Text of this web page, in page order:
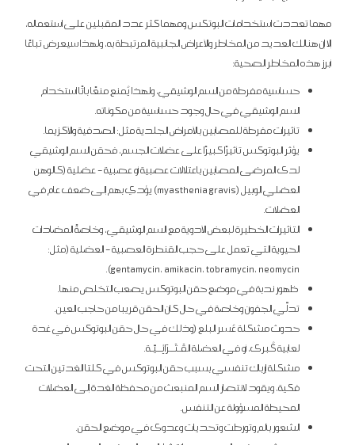
مهما تعددت استخدامات البوتكس ومهما كثر عدد المقبلين على استعماله،
إلا إن هنالك العديد من المخاطر والأعراض الجانبية المرتبطة به، ولهذا سيعرض تباعًا
أبرز هذه المخاطر الصحية:
حساسية مفرطة من السم الوشيقي، ولهذا يُمنع منعًا باتًا استخدام
السم الوشيقي في حال وجود حساسية من مكوناته.
تأثيرات مفرطة للمصابين بالأمراض الجلدية مثل: الصدفية والأكزيما.
يؤثر البوتوكس تأثيرًا كبيرًا على عضلات الجسم، فحقن السم الوشيقي
لدى المرضى المصابين باعتلالات عصبية أو عصبية – عضلية (كالوهن
العضلي الوبيل (myasthenia gravis) يؤدي بهم إلى ضعف عام في
العضلات.
التأثيرات الخطيرة لبعض الأدوية مع السم الوشيقي، وخاصةً المضادات
الحيوية التي تعمل على حجب القنطرة العصبية – العضلية (مثل:
gentamycin، amikacin، tobramycin، neomycin).
ظهور ندبة في موضع حقن البوتوكس يصعب التخلص منها.
تدلّي الجفون وخاصة في حال كان الحقن قريبا من حاجب العين.
حدوث مشكلة عُسر البلع (وذلك في حال حقن البوتوكس في غدة
لعابية كُبرى، أو في العضلة القَـتَــرَائِــيّـة.
مشكلة إرباك تنفسي بسبب حقن البوتوكس في كلتا الغدتين التحت
فكية، ويقود لانتصار السم المنبعث من محفظة الغدة إلى العضلات
المحيطة المسؤولة عن التنفس.
الشعور بألم وتورطت وتحديات وعدوى في موضع الحقن.